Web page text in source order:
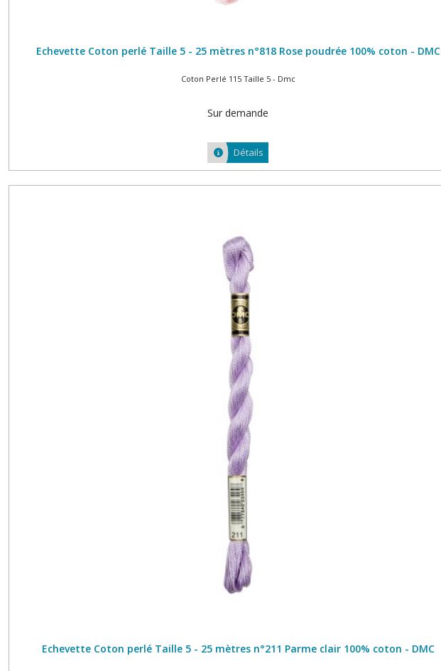
Echevette Coton perlé Taille 5 - 25 mètres n°818 Rose poudrée 100% coton - DMC
Coton Perlé 115 Taille 5 - Dmc
Sur demande
Détails
Echevette Coton perlé Taille 5 - 25 mètres n°211 Parme clair 100% coton - DMC